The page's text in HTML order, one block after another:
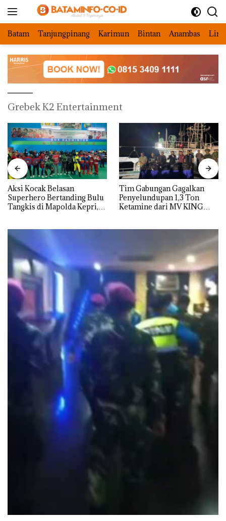
Batam Tanjungpinang Karimun Bintan Anambas
Grebek K2 Entertainment
Aksi Kocak Belasan
Superhero Bertanding Bulu
Tangkis di Mapolda Kepri,
Tim Gabungan Gagalkan
Penyelundupan 1,3 Ton
Ketamine dari MV KING